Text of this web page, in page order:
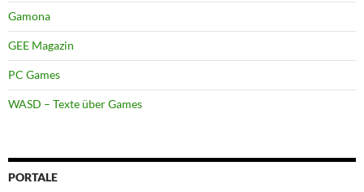
Gamona
GEE Magazin
PC Games
WASD – Texte über Games
PORTALE